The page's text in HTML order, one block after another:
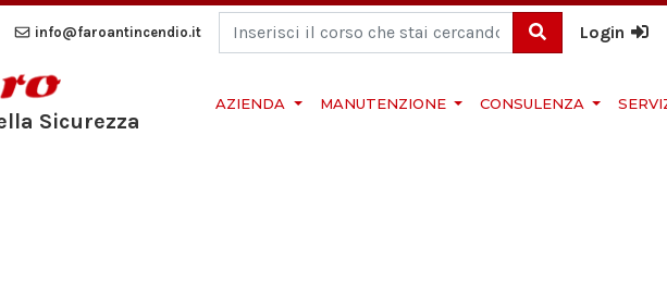
info@faroantincendio.it
Cerca
Login
Sicurezza
AZIENDA MANUTENZIONE CONSULENZA